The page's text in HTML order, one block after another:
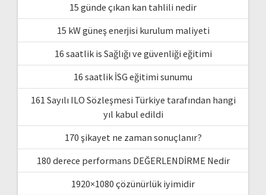
15 günde çıkan kan tahlili nedir
15 kW güneş enerjisi kurulum maliyeti
16 saatlik is Sağlığı ve güvenliği eğitimi
16 saatlik İSG eğitimi sunumu
161 Sayılı ILO Sözleşmesi Türkiye tarafından hangi
yıl kabul edildi
170 şikayet ne zaman sonuçlanır?
180 derece performans DEĞERLENDİRME Nedir
1920×1080 çözünürlük iyimidir